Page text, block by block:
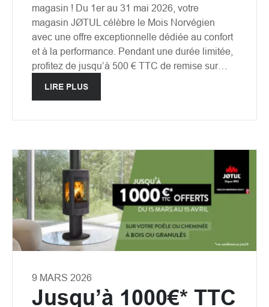
magasin ! Du 1er au 31 mai 2026, votre
magasin JØTUL célèbre le Mois Norvégien
avec une offre exceptionnelle dédiée au confort
et à la performance. Pendant une durée limitée,
profitez de jusqu’à 500 € TTC de remise sur…
LIRE PLUS
9 MARS 2026
Jusqu’à 1000€* TTC